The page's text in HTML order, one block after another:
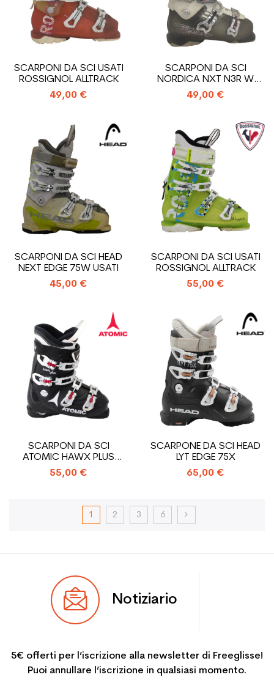
SCARPONI DA SCI USATI
ROSSIGNOL ALLTRACK
49,00 €
SCARPONI DA SCI
NORDICA NXT N3R W
USATI
49,00 €
SCARPONI DA SCI HEAD
NEXT EDGE 75W USATI
45,00 €
SCARPONI DA SCI USATI
ROSSIGNOL ALLTRACK
55,00 €
SCARPONI DA SCI
ATOMIC HAWX PLUS
USATI
55,00 €
SCARPONE DA SCI HEAD
LYT EDGE 75X
65,00 €
1 2 3 6
Notiziario
5€ offerti per l’iscrizione alla newsletter di Freeglisse!
Puoi annullare l’iscrizione in qualsiasi momento.